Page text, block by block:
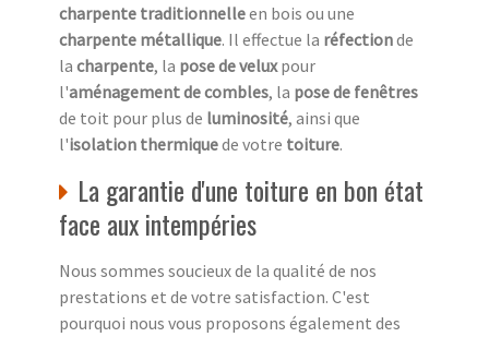
charpente traditionnelleen bois ou une
charpente métallique. Il effectue la réfectionde
la charpente, la pose de veluxpour
l'aménagement de combles, la pose de fenêtres
de toit pour plus de luminosité, ainsi que
l'isolation thermiquede votre toiture.
La garantie d'une toiture en bon état
face aux intempéries
Nous sommes soucieux de la qualité de nos
prestations et de votre satisfaction. C'est
pourquoi nous vous proposons également des